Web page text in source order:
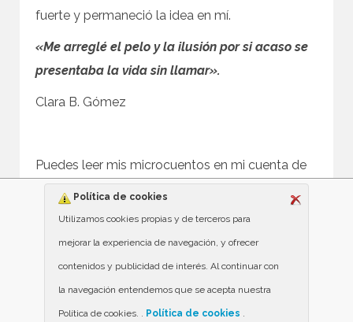
Política de cookies
Utilizamos cookies propias y de terceros para
mejorar la experiencia de navegación, y ofrecer
contenidos y publicidad de interés. Al continuar con
la navegación entendemos que se acepta nuestra
Política de cookies. . Política de cookies .
fuerte y permaneció la idea en mí.
«Me arreglé el pelo y la ilusión por si acaso se
presentaba la vida sin llamar».
Clara B. Gómez
Puedes leer mis microcuentos en mi cuenta de
instagram:@clara_microcuentoso en mi twitter:
@clarabelengomez